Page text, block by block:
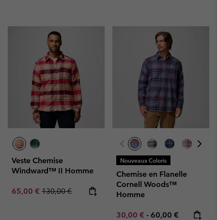
Veste Chemise
Windward™ II Homme
Sale price:
65,00 € Regular price:
130,00 €
Nouveaux Coloris
Chemise en Flanelle
Cornell Woods™
Homme
Minimum sale price:
30,00 € - Maximum price:
60,00 €